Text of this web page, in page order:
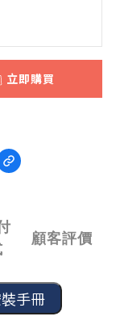
立即購買
顧客評價